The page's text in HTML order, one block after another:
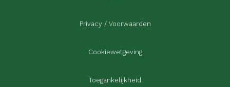
Privacy / Voorwaarden
Cookiewetgeving
Toegankelijkheid